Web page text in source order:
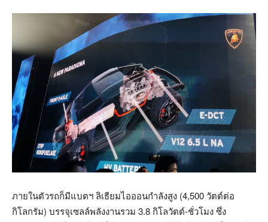
ภายในตัวรถก็มีแบตฯ ลิเธียมไอออนกำลังสูง (4,500 วัตต์ต่อ
กิโลกรัม) บรรจุเซลล์พลังงานรวม 3.8 กิโลวัตต์-ชั่วโมง ซึ่ง